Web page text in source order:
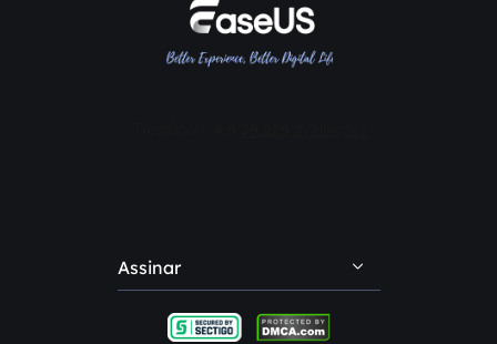
Soluções em informática
Comentários e prêmios
Reclamações e feedback
Assinar